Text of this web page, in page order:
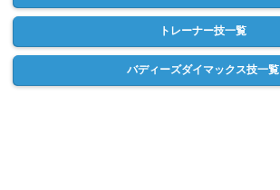
トレーナー技一覧
バディーズダイマックス技一覧